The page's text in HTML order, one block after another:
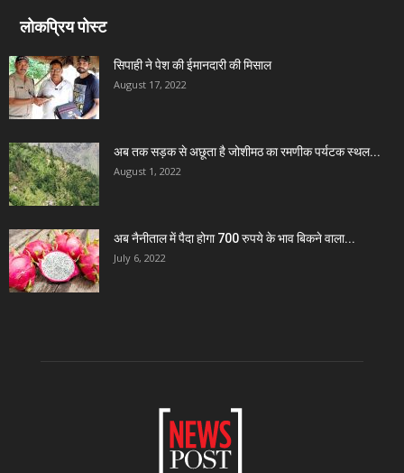
लोकप्रिय पोस्ट
सिपाही ने पेश की ईमानदारी की मिसाल
August 17, 2022
अब तक सड़क से अछूता है जोशीमठ का रमणीक पर्यटक स्थल...
August 1, 2022
अब नैनीताल में पैदा होगा 700 रुपये के भाव बिकने वाला...
July 6, 2022